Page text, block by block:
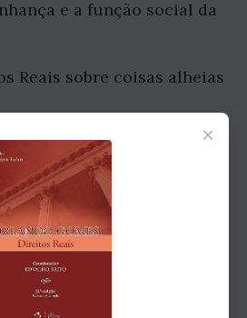
e a função social da
Reais sobre coisas alheias
dos Direitos Reais é
se ter direitos sobre coisas
o autor explora
o usufruto, a
e o penhor. Além disso,
sobre as formas de
desses direitos, bem
e peculiaridades.
×